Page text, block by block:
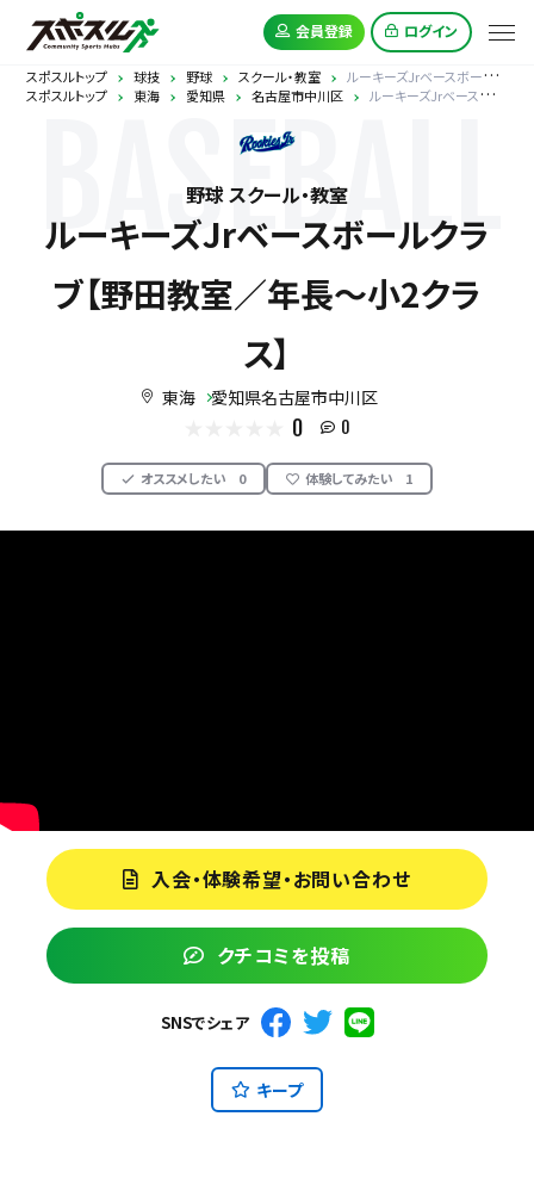
会員登録 ログイン
スポスルトップ 球技 野球 スクール・教室
ルーキーズJrベースボールクラブ【野田教室／年長～小2クラス】
スポスルトップ
東海 愛知県 名古屋市中川区 ルーキーズJrベースボールクラブ【野田教室／年長～小2クラス】
BASEBALL
野球 スクール・教室
ルーキーズJrベースボールクラ
ブ【野田教室／年長～小2クラ
ス】
東海 愛知県名古屋市中川区
0 0
オススメしたい 0 体験してみたい 1
入会・体験希望・お問い合わせ
クチコミを投稿
SNSでシェア
キープ